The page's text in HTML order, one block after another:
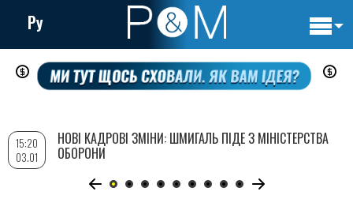
Перейти
до
вмісту
Ру
15:20
03.01
НОВІ КАДРОВІ ЗМІНИ: ШМИГАЛЬ ПІДЕ З МІНІСТЕРСТВА
ОБОРОНИ